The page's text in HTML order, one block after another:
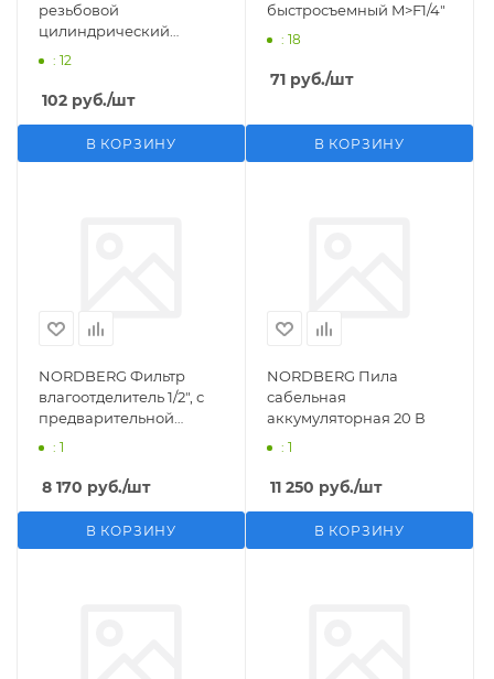
резьбовой
цилиндрический
M1/2">F1/4"
: 12
102 руб./шт
В КОРЗИНУ
быстросъемный M>F1/4"
: 18
71 руб./шт
В КОРЗИНУ
NORDBERG Фильтр
влагоотделитель 1/2", с
предварительной
фильтрацией
: 1
8 170 руб./шт
В КОРЗИНУ
NORDBERG Пила
сабельная
аккумуляторная 20 В
: 1
11 250 руб./шт
В КОРЗИНУ